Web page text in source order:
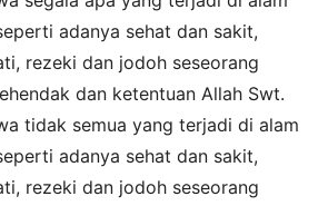
adanya sehat dan sakit,
rezeki dan jodoh seseorang
dan ketentuan Allah Swt.
tidak semua yang terjadi di alam
adanya sehat dan sakit,
rezeki dan jodoh seseorang